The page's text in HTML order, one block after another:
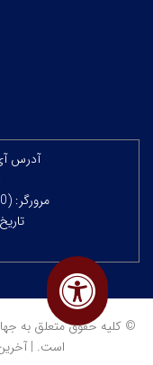
آدرس
مرورگر: Google Chrome (131.0.0.0)
تاریخ
© کلیه حقوق متعلق به
است. | آخرین